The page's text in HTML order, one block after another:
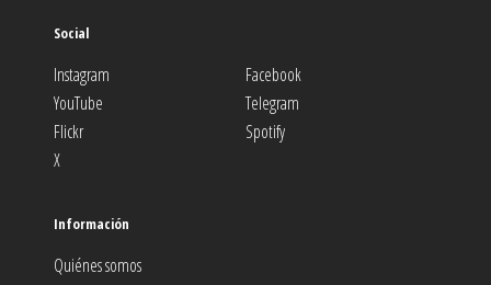
Social
Instagram
Facebook
YouTube
Telegram
Flickr
Spotify
X
Información
Quiénes somos